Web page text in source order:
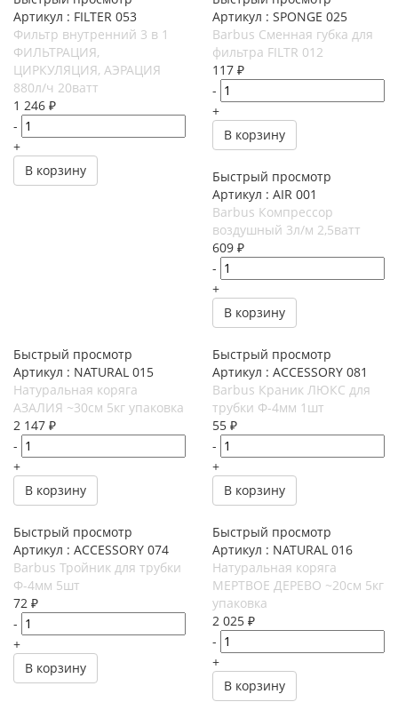
Артикул : FILTER 053
Фильтр внутренний 3 в 1
ФИЛЬТРАЦИЯ,
ЦИРКУЛЯЦИЯ, АЭРАЦИЯ
880л/ч 20ватт
1 246 ₽
-
+
В корзину
Артикул : SPONGE 025
Barbus Сменная губка для
фильтра FILTR 012
117 ₽
-
+
В корзину
Быстрый просмотр
Артикул : AIR 001
Barbus Компрессор
воздушный 3л/м 2,5ватт
609 ₽
-
+
В корзину
Быстрый просмотр
Артикул : NATURAL 015
Натуральная коряга
АЗАЛИЯ ~30см 5кг упаковка
2 147 ₽
-
+
В корзину
Быстрый просмотр
Артикул : ACCESSORY 081
Barbus Краник ЛЮКС для
трубки Ф-4мм 1шт
55 ₽
-
+
В корзину
Быстрый просмотр
Артикул : ACCESSORY 074
Barbus Тройник для трубки
Ф-4мм 5шт
72 ₽
-
+
В корзину
Быстрый просмотр
Артикул : NATURAL 016
Натуральная коряга
МЕРТВОЕ ДЕРЕВО ~20см 5кг
упаковка
2 025 ₽
-
+
В корзину